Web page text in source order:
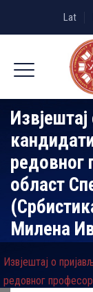
Lat
редовног
област
Милена
Извјештај о
редовног